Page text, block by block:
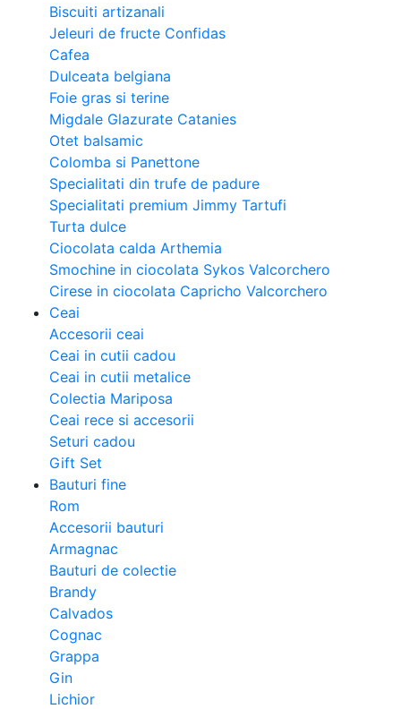
Biscuiti artizanali
Jeleuri de fructe Confidas
Cafea
Dulceata belgiana
Foie gras si terine
Migdale Glazurate Catanies
Otet balsamic
Colomba si Panettone
Specialitati din trufe de padure
Specialitati premium Jimmy Tartufi
Turta dulce
Ciocolata calda Arthemia
Smochine in ciocolata Sykos Valcorchero
Cirese in ciocolata Capricho Valcorchero
Ceai
Accesorii ceai
Ceai in cutii cadou
Ceai in cutii metalice
Colectia Mariposa
Ceai rece si accesorii
Seturi cadou
Gift Set
Bauturi fine
Rom
Accesorii bauturi
Armagnac
Bauturi de colectie
Brandy
Calvados
Cognac
Grappa
Gin
Lichior